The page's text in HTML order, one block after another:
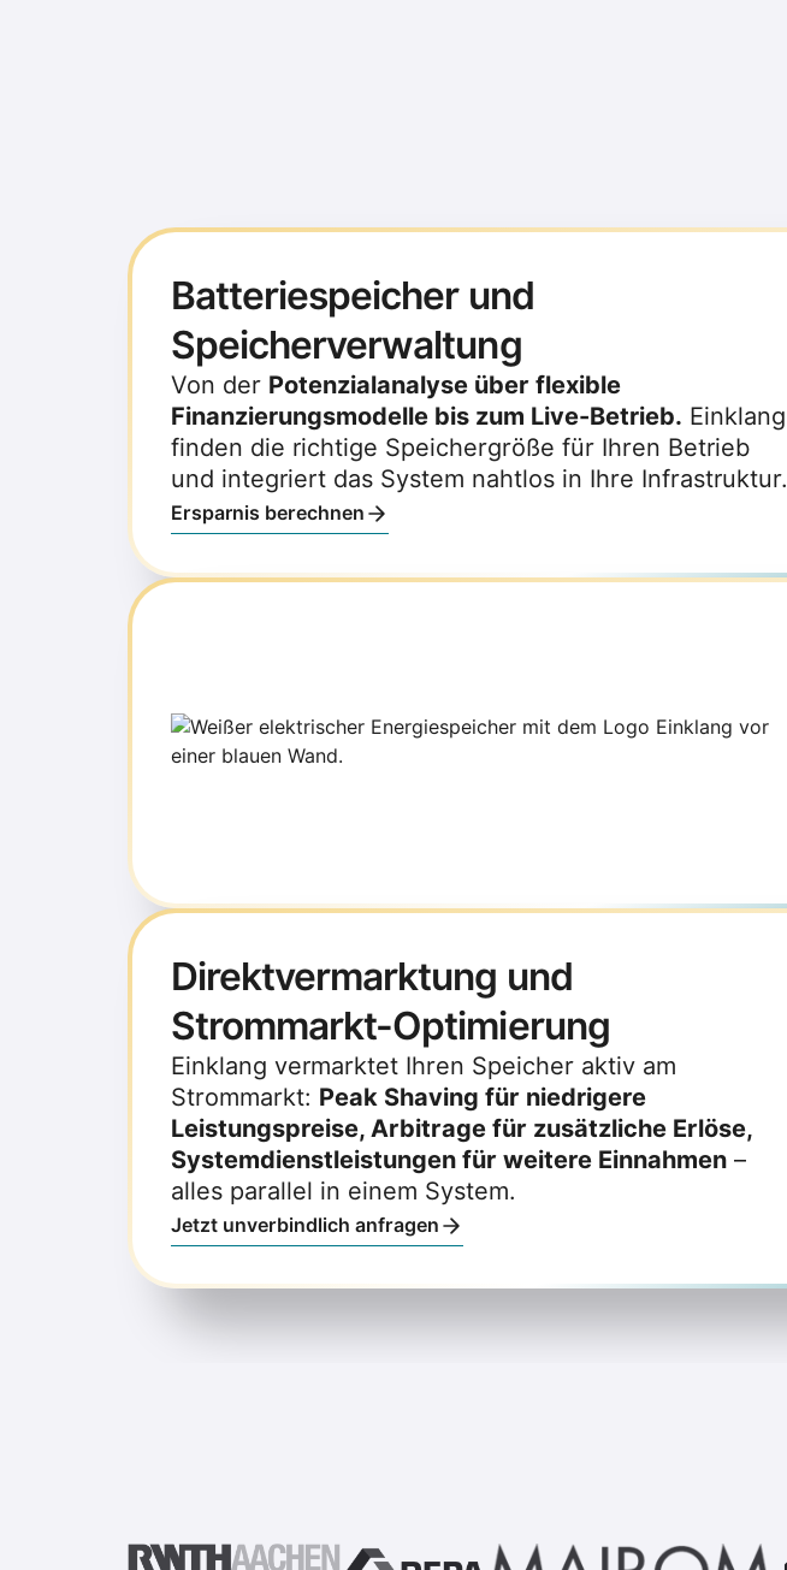
Batteriespeicher und
Speicherverwaltung
Von der Potenzialanalyse über flexible
Finanzierungsmodelle bis zum Live-Betrieb. Einklang
finden die richtige Speichergröße für Ihren Betrieb
und integriert das System nahtlos in Ihre Infrastruktur.
Ersparnis berechnen
Direktvermarktung und
Strommarkt-Optimierung
Einklang vermarktet Ihren Speicher aktiv am
Strommarkt: Peak Shaving für niedrigere
Leistungspreise, Arbitrage für zusätzliche Erlöse,
Systemdienstleistungen für weitere Einnahmen–
alles parallel in einem System.
Jetzt unverbindlich anfragen